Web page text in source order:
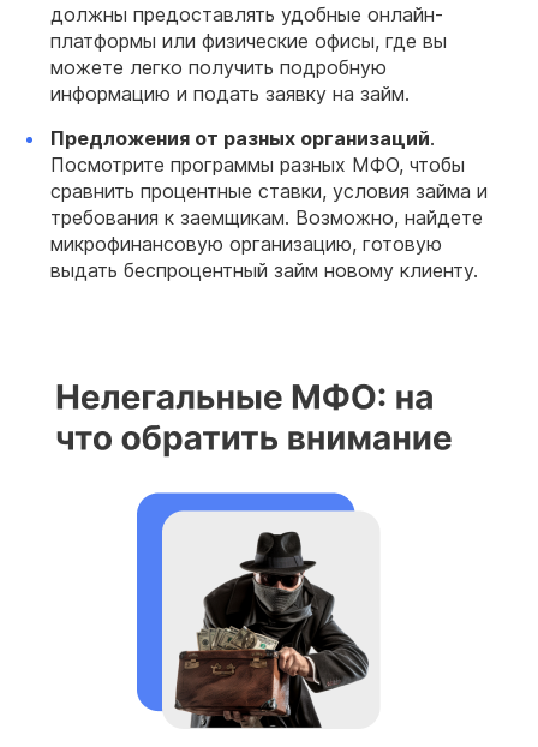
должны предоставлять удобные онлайн-
платформы или физические офисы, где вы
можете легко получить подробную
информацию и подать заявку на займ.
Предложения от разных организаций.
Посмотрите программы разных МФО, чтобы
сравнить процентные ставки, условия займа и
требования к заемщикам. Возможно, найдете
микрофинансовую организацию, готовую
выдать беспроцентный займ новому клиенту.